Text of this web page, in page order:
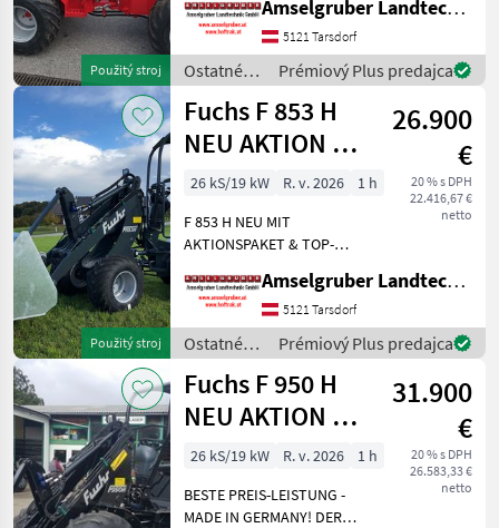
Použitý stroj
zum besten Preis! Jetzt bei
Amselgruber. Große
Hofladeraktion! Zb: F 800 A
: Top 3 Zyl. Yan
Amselgruber Landtechnik GmbH
5121 Tarsdorf
Ostatné
poľnohospodárske
silové
stroje /
Fuchs
Prémiový Plus predajca
Použitý stroj
Fuchs F 853 H
NEU AKTION Mit
Österreichpaket
26.900
€
20 % s DPH
22.416,67 €
netto
26 kS/19 kW R. v. 2026
1 h
F 853 H NEU MIT
AKTIONSPAKET & TOP-
Vollhydrostatischer
Fahrantrieb, ALLRAD,
Hubkraft: 1.540 kg.
Hubhöhe: 270 cm. 26 PS-
STUFE 5, 3 Zylinder Yanmar
Diesel
Amselgruber Landtechnik GmbH
5121 Tarsdorf
Ostatné
poľnohospodárske
silové
stroje /
Fuchs
Prémiový Plus predajca
Fuchs F 950 H
NEU AKTION Mit
Österreichpaket
31.900
€
20 % s DPH
26.583,33 €
netto
26 kS/19 kW R. v. 2026
1 h
BESTE PREIS-LEISTUNG -
MADE IN GERMANY! DER